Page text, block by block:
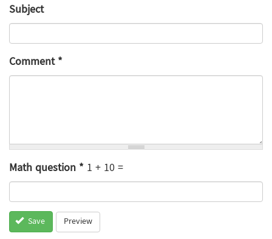
Subject
Comment*
Math question* 1 + 10 =
Save Preview